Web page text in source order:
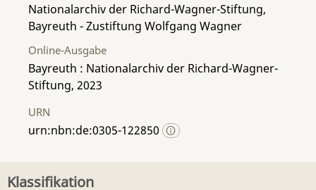
Nationalarchiv der Richard-Wagner-Stiftung,
Bayreuth - Zustiftung Wolfgang Wagner
Online-Ausgabe
Bayreuth : Nationalarchiv der Richard-Wagner-
Stiftung, 2023
URN
urn:nbn:de:0305-122850
Klassifikation